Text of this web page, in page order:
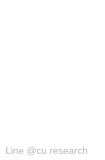
Line @cu.research